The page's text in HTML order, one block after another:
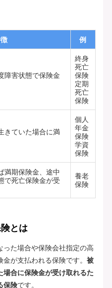
例
障害状態で保険金
終身
死亡
保険
定期
死亡
保険
きていた場合に満
個人
年金
保険
学資
保険
満期保険金、途中
で死亡保険金が受
養老
保険
とは
た場合や保険会社指定の高
が支払われる保険です。 被
合に保険金が受け取れるた
保険です。